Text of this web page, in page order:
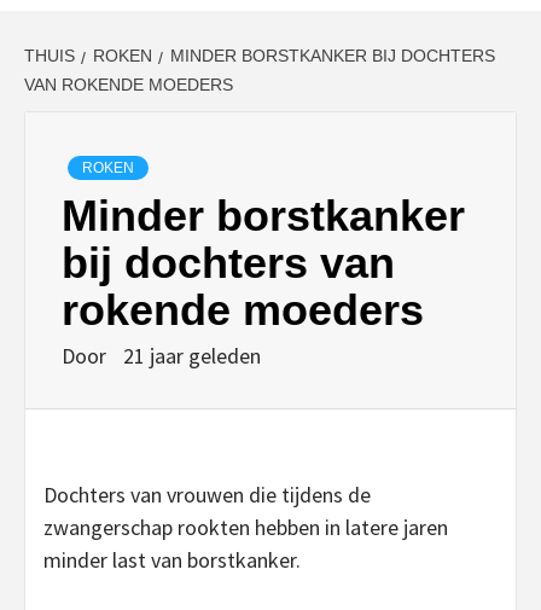
THUIS ROKEN
MINDER BORSTKANKER BIJ DOCHTERS
VAN ROKENDE MOEDERS
ROKEN
Minder borstkanker
bij dochters van
rokende moeders
Door 21 jaar geleden
Dochters van vrouwen die tijdens de
zwangerschap rookten hebben in latere jaren
minder last van borstkanker.